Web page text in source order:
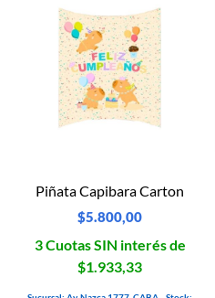
Piñata Capibara Carton
$5.800,00
3 Cuotas SIN interés de
$1.933,33